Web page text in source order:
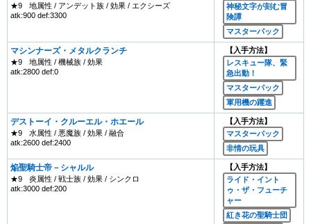
★9
地属性 / アンデット族 / 効果 / エクシーズ
atk:900 def:3300
神秘文字が刻む冒
険譚
マスターパック
マシンナーズ・メタルクランチ
★9
地属性 / 機械族 / 効果
atk:2800 def:0
【入手方法】
レスキュー隊、緊
急出動！
マスターパック
軍用機の躍進
デストーイ・クルーエル・ホエール
★9
水属性 / 悪魔族 / 効果 / 融合
atk:2600 def:2400
【入手方法】
マスターパック
非情の玩具
焔聖騎士帝－シャルル
★9
炎属性 / 戦士族 / 効果 / シンクロ
atk:3000 def:200
【入手方法】
ライド・イント
ゥ・ザ・フューチ
ャー
紅き花の聖騎士団